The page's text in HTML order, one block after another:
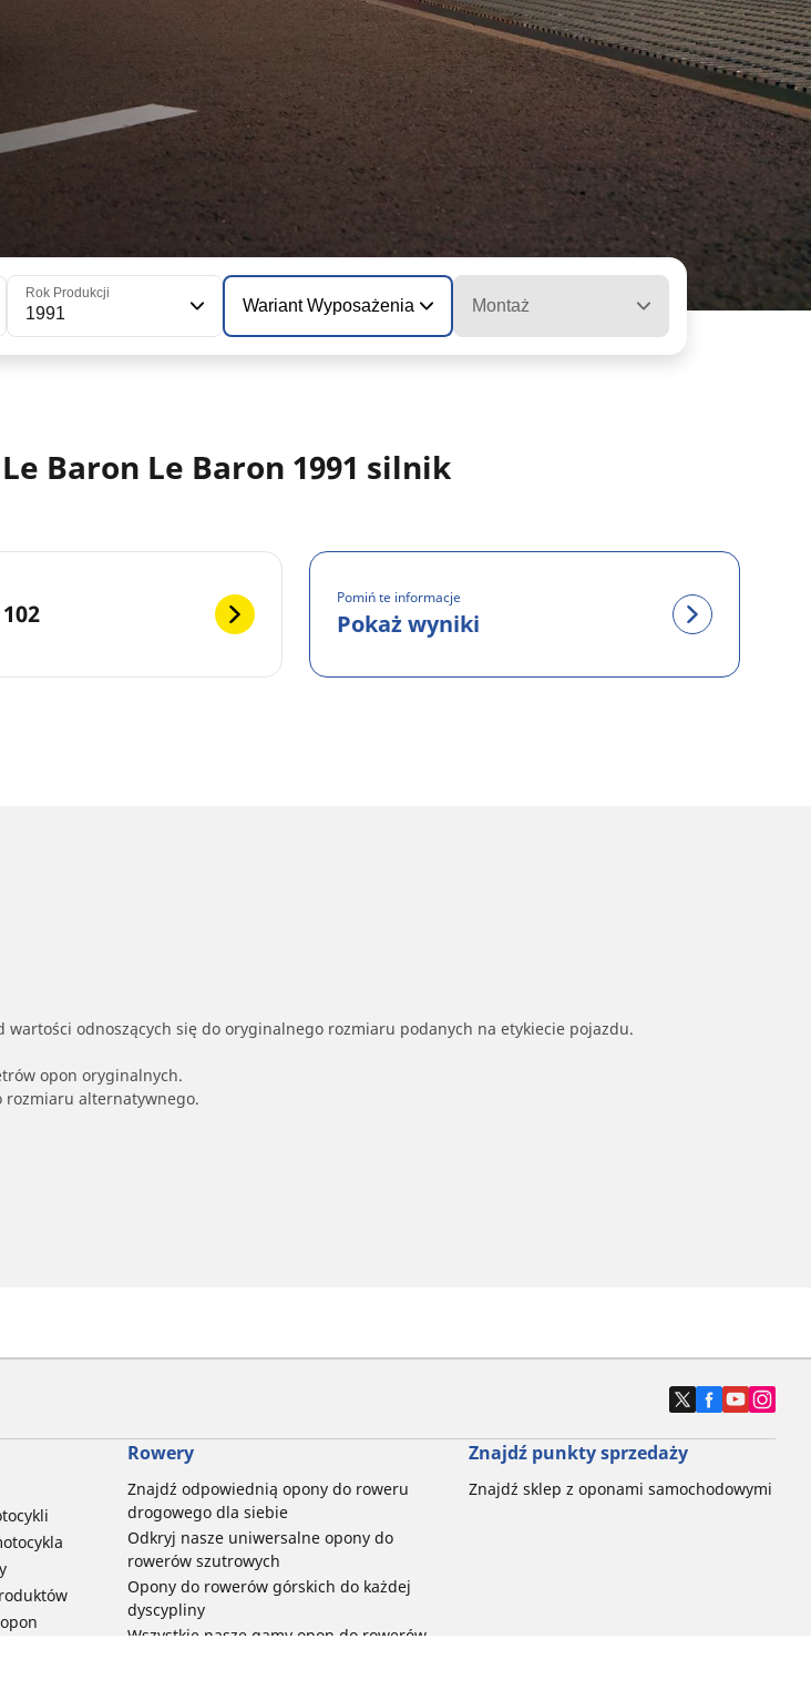
Rok Produkcji
1991 Wariant Wyposażenia Montaż
Baron Le Baron 1991 silnik
Pomiń te informacje
Pokaż wyniki
odnoszących się do oryginalnego rozmiaru podanych na etykiecie pojazdu.
opon oryginalnych.
rozmiaru alternatywnego.
Rowery
Znajdź odpowiednią opony do roweru
drogowego dla siebie
Odkryj nasze uniwersalne opony do
rowerów szutrowych
Opony do rowerów górskich do każdej
dyscypliny
Wszystkie nasze gamy opon do rowerów
Znajdź punkty sprzedaży
Znajdź sklep z oponami samochodowymi